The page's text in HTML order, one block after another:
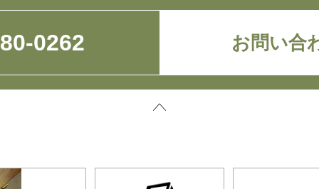
0262 お問い合